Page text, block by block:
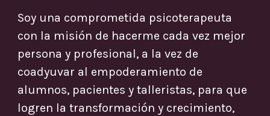
Soy una comprometida psicoterapeuta
con la misión de hacerme cada vez mejor
persona y profesional, a la vez de
coadyuvar al empoderamiento de
alumnos, pacientes y talleristas, para que
logren la transformación y crecimiento,